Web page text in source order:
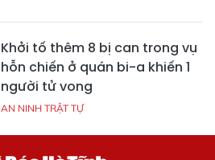
Khởi tố thêm 8 bị can trong vụ
hỗn chiến ở quán bi-a khiến 1
người tử vong
AN NINH TRẬT TỰ